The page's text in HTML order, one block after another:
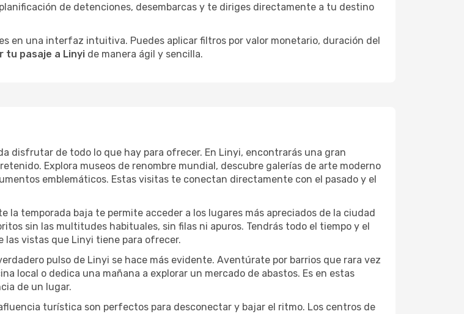
de detenciones, desembarcas y te diriges directamente a tu destino
en una interfaz intuitiva. Puedes aplicar filtros por valor monetario, duración del
tu pasaje a Linyi de manera ágil y sencilla.
disfrutar de todo lo que hay para ofrecer. En Linyi, encontrarás una gran
Explora museos de renombre mundial, descubre galerías de arte moderno
emblemáticos. Estas visitas te conectan directamente con el pasado y el
la temporada baja te permite acceder a los lugares más apreciados de la ciudad
sin las multitudes habituales, sin filas ni apuros. Tendrás todo el tiempo y el
vistas que Linyi tiene para ofrecer.
pulso de Linyi se hace más evidente. Aventúrate por barrios que rara vez
local o dedica una mañana a explorar un mercado de abastos. Es en estas
de un lugar.
turística son perfectos para desconectar y bajar el ritmo. Los centros de